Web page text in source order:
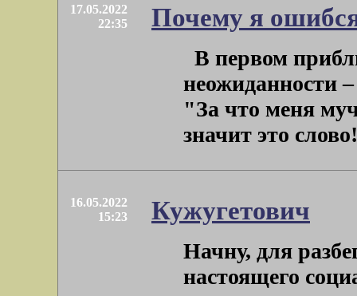
17.05.2022
22:35
Почему я
В первом
неожиданности
"За что меня
значит это
16.05.2022
15:23
Кужугетович
Начну, для
настоящего